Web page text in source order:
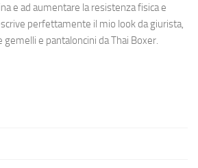
e ad aumentare la resistenza fisica e
perfettamente il mio look da giurista,
gemelli e pantaloncini da Thai Boxer.